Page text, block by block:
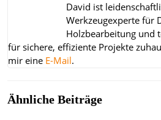
David ist
Werkzeugexperte für
Holzbearbeitung und
für sichere, effiziente Projekte
mir eine E-Mail.
Ähnliche Beiträge